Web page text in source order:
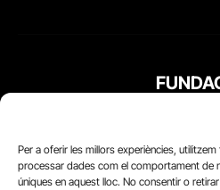
Per a oferir les millors experiències,
processar dades com el comportament de
úniques en aquest lloc. No consentir o